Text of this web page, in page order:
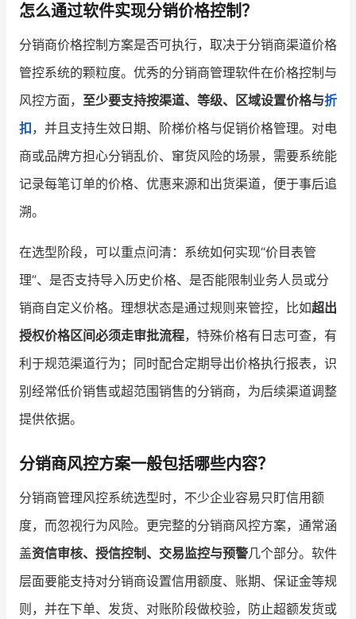
怎么通过软件实现分销价格控制？
分销商价格控制方案是否可执行，取决于分销商渠道价格
管控系统的颗粒度。优秀的分销商管理软件在价格控制与
风控方面， 至少要支持按渠道、等级、区域设置价格与折
扣，并且支持生效日期、阶梯价格与促销价格管理。对电
商或品牌方担心分销乱价、窜货风险的场景，需要系统能
记录每笔订单的价格、优惠来源和出货渠道，便于事后追
溯。
在选型阶段，可以重点问清：系统如何实现“价目表管
理”、是否支持导入历史价格、是否能限制业务人员或分
销商自定义价格。理想状态是通过规则来管控，比如超出
授权价格区间必须走审批流程，特殊价格有日志可查，有
利于规范渠道行为；同时配合定期导出价格执行报表，识
别经常低价销售或超范围销售的分销商，为后续渠道调整
提供依据。
分销商风控方案一般包括哪些内容？
分销商管理风控系统选型时，不少企业容易只盯信用额
度，而忽视行为风险。更完整的分销商风控方案，通常涵
盖资信审核、授信控制、交易监控与预警几个部分。软件
层面要能支持对分销商设置信用额度、账期、保证金等规
则，并在下单、发货、对账阶段做校验，防止超额发货或